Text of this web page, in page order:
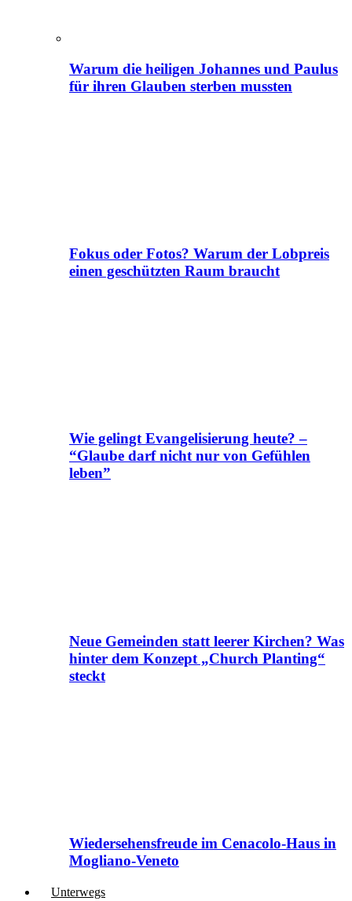
Warum die heiligen Johannes und Paulus
für ihren Glauben sterben mussten
Fokus oder Fotos? Warum der Lobpreis
einen geschützten Raum braucht
Wie gelingt Evangelisierung heute? –
“Glaube darf nicht nur von Gefühlen
leben”
Neue Gemeinden statt leerer Kirchen? Was
hinter dem Konzept „Church Planting“
steckt
Wiedersehensfreude im Cenacolo-Haus in
Mogliano-Veneto
Unterwegs